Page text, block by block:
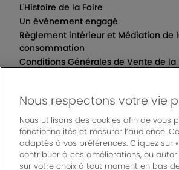
L'Histoire de la Foire
Un événement engagé
Règlement intérieur et Médiation de
consommation
Conditions Générales de Vente de la
Mentions légales|
Nous respectons votre vie
Nous utilisons des cookies afin de vous
fonctionnalités et mesurer l’audience.
adaptés à vos préférences. Cliquez sur
contribuer à ces améliorations, ou
sur votre choix à tout moment en bas